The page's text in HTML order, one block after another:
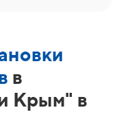
в
Крым" в